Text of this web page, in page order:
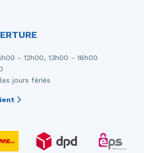
- 12h00, 13h00 - 18h00
jours fériés